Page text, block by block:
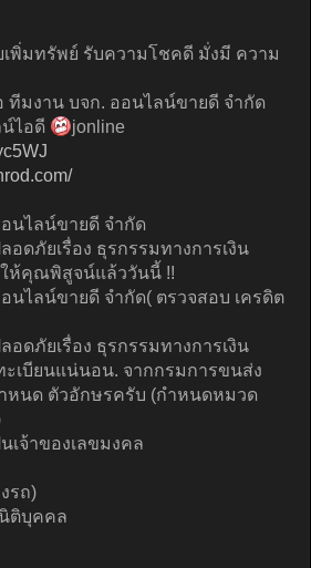
เพิ่มทรัพย์ รับความโชคดี มั่งมี ความ
ทีมงาน บจก. ออนไลน์ขายดี จำกัด
น์ไอดี
jonline
นไลน์ขายดี จำกัด
ดภัยเรื่อง ธุรกรรมทางการเงิน
ห้คุณพิสูจน์แล้ววันนี้ !!
นไลน์ขายดี จำกัด( ตรวจสอบ เครดิต
ดภัยเรื่อง ธุรกรรมทางการเงิน
ะเบียนแน่นอน. จากกรมการขนส่ง
หนด ตัวอักษรครับ (กำหนดหมวด
เจ้าของเลขมงคล
รถ)
ติบุคคล